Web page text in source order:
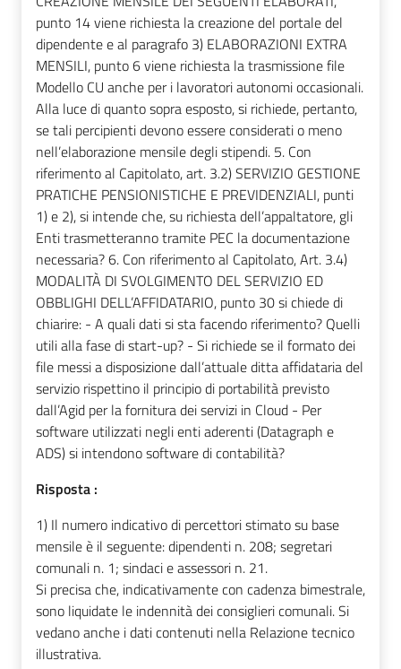
punto 14 viene richiesta la creazione del portale del
dipendente e al paragrafo 3) ELABORAZIONI EXTRA
MENSILI, punto 6 viene richiesta la trasmissione file
Modello CU anche per i lavoratori autonomi occasionali.
Alla luce di quanto sopra esposto, si richiede, pertanto,
se tali percipienti devono essere considerati o meno
nell’elaborazione mensile degli stipendi. 5. Con
riferimento al Capitolato, art. 3.2) SERVIZIO GESTIONE
PRATICHE PENSIONISTICHE E PREVIDENZIALI, punti
1) e 2), si intende che, su richiesta dell’appaltatore, gli
Enti trasmetteranno tramite PEC la documentazione
necessaria? 6. Con riferimento al Capitolato, Art. 3.4)
MODALITÀ DI SVOLGIMENTO DEL SERVIZIO ED
OBBLIGHI DELL’AFFIDATARIO, punto 30 si chiede di
chiarire: - A quali dati si sta facendo riferimento? Quelli
utili alla fase di start-up? - Si richiede se il formato dei
file messi a disposizione dall’attuale ditta affidataria del
servizio rispettino il principio di portabilità previsto
dall’Agid per la fornitura dei servizi in Cloud - Per
software utilizzati negli enti aderenti (Datagraph e
ADS) si intendono software di contabilità?
Risposta :
1) Il numero indicativo di percettori stimato su base
mensile è il seguente: dipendenti n. 208; segretari
comunali n. 1; sindaci e assessori n. 21.
Si precisa che, indicativamente con cadenza bimestrale,
sono liquidate le indennità dei consiglieri comunali. Si
vedano anche i dati contenuti nella Relazione tecnico
illustrativa.